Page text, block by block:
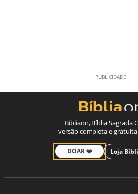
Bíbliaon, Bíblia Sagrada
versão completa e
DOAR ❤️ Loja